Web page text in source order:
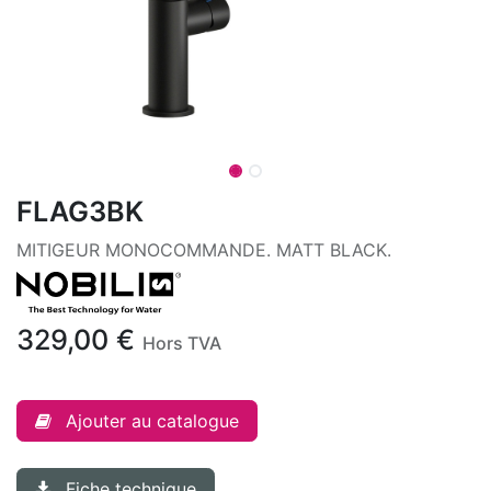
FLAG3BK
MITIGEUR MONOCOMMANDE. MATT BLACK.
329,00 € Hors TVA
Ajouter au catalogue